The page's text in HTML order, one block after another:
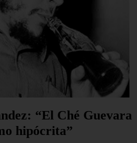
“El Ché Guevara
hipócrita”